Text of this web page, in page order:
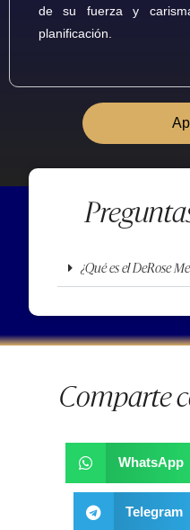
de su fuerza y
planificación.
¿Qué es el DeRose
Comparte
WhatsApp
Telegram